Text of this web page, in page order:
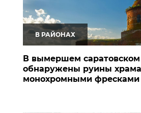
В РАЙОНАХ
В вымершем саратовском
обнаружены руины
монохромными фресками